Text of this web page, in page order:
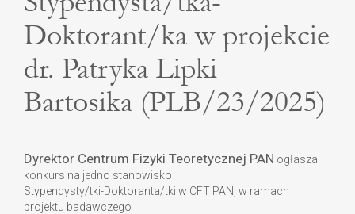
Doktorant/ka w projekcie
dr. Patryka Lipki
Bartosika (PLB/23/2025)
Dyrektor Centrum Fizyki Teoretycznej PAN ogłasza
konkurs na jedno stanowisko
Stypendysty/tki-Doktoranta/tki w CFT PAN, w ramach
projektu badawczego